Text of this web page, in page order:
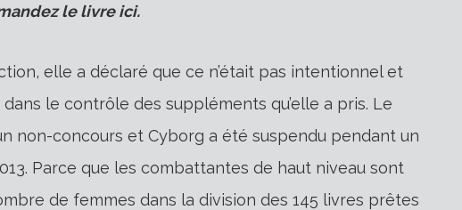
le livre ici.
elle a déclaré que ce n’était pas intentionnel et
le contrôle des suppléments qu’elle a pris. Le
non-concours et Cyborg a été suspendu pendant un
Parce que les combattantes de haut niveau sont
de femmes dans la division des 145 livres prêtes